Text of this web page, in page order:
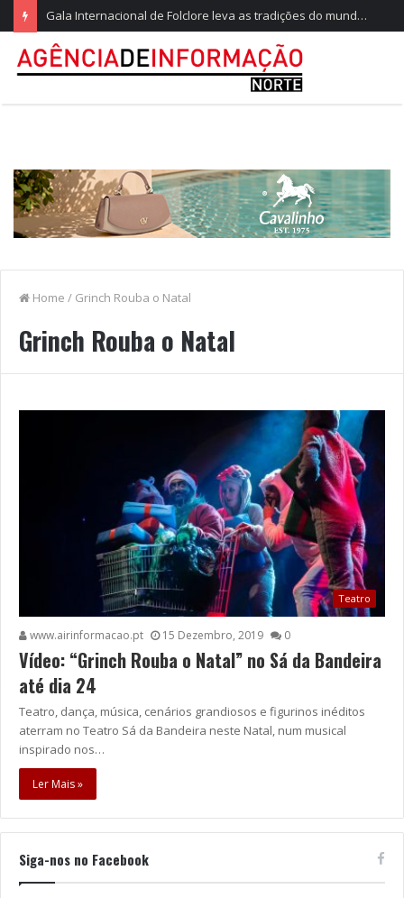
Gala Internacional de Folclore leva as tradições do mundo ao Parque do Arnado
Home / Grinch Rouba o Natal
Grinch Rouba o Natal
Teatro
www.airinformacao.pt 15 Dezembro, 2019 0
Vídeo: “Grinch Rouba o Natal” no Sá da Bandeira
até dia 24
Teatro, dança, música, cenários grandiosos e figurinos inéditos
aterram no Teatro Sá da Bandeira neste Natal, num musical
inspirado nos…
Ler Mais »
Siga-nos no Facebook